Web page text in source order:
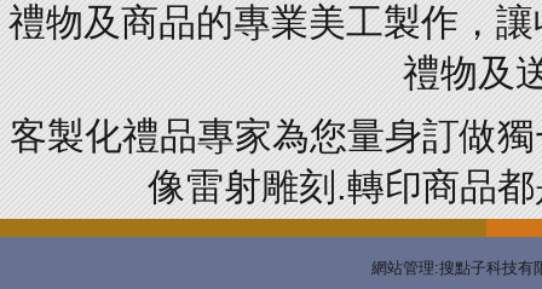
禮物及商品的專業美工製作，
禮物及
客製化禮品專家為您量身訂做
像雷射雕刻.轉印商品
網站管理:搜點子科技有